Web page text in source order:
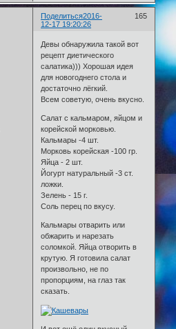
Поделиться 165
2016-
12-17 19:20:26
Девы обнаружила такой вот
рецепт диетического
салатика))) Хорошая идея
для новогоднего стола и
достаточно лёгкий.
Всем советую, очень вкусно.
Салат с кальмаром, яйцом и
корейской морковью.
Кальмары -4 шт.
Морковь корейская -100 гр.
Яйца - 2 шт.
Йогурт натуральный -3 ст.
ложки.
Зелень - 15 г.
Соль перец по вкусу.
Кальмары отварить или
обжарить и нарезать
соломкой. Яйца отворить в
крутую. Я готовила салат
произвольно, не по
пропорциям, на глаз так
сказать.